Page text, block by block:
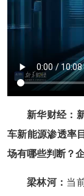
新华财经：
车新能源渗透率
场有哪些判断？
梁林河： 当